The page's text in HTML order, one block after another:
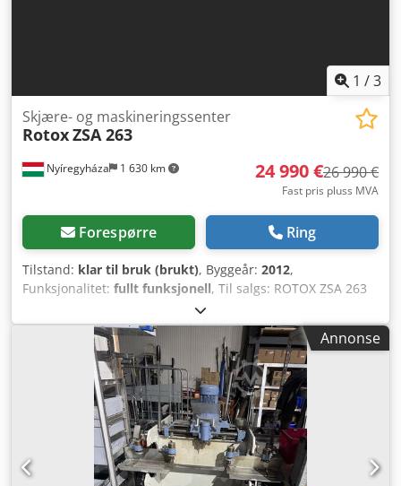
1 /3
Nyíregyháza 1 630 km
Skjære- og maskineringssenter
RotoxZSA 263
24 990 €26 990 €
Fast pris pluss MVA
Forespørre Ring
Tilstand: klar til bruk (brukt), Byggeår: 2012,
Funksjonalitet: fullt funksjonell, Til salgs: ROTOX ZSA 263
automatisk profilsag, produksjonsår 2012. Maskinen er i
fungerende stand, brukes jevnlig og kan inspiseres og
testes etter avtale. Hovedfunksjoner: CNC-styringssystem
Kutte vinkler: 45°, 90° og 135° Pneumatisk profilklemming
Automatisk profilfremføring Materialtransport til høyre og
venstre Egnet for automatisk kutting av PVC-profiler ROTOX
ZSA 263 er en pålitelig og høytytende industrimaskin,
ideell for bedrifter som driver med produksjon av vinduer
og dører. Crodpfxoy Sk Ame Actjf Ta gjerne kontakt for mer
informasjon eller for å avtale en visning.
Annonse